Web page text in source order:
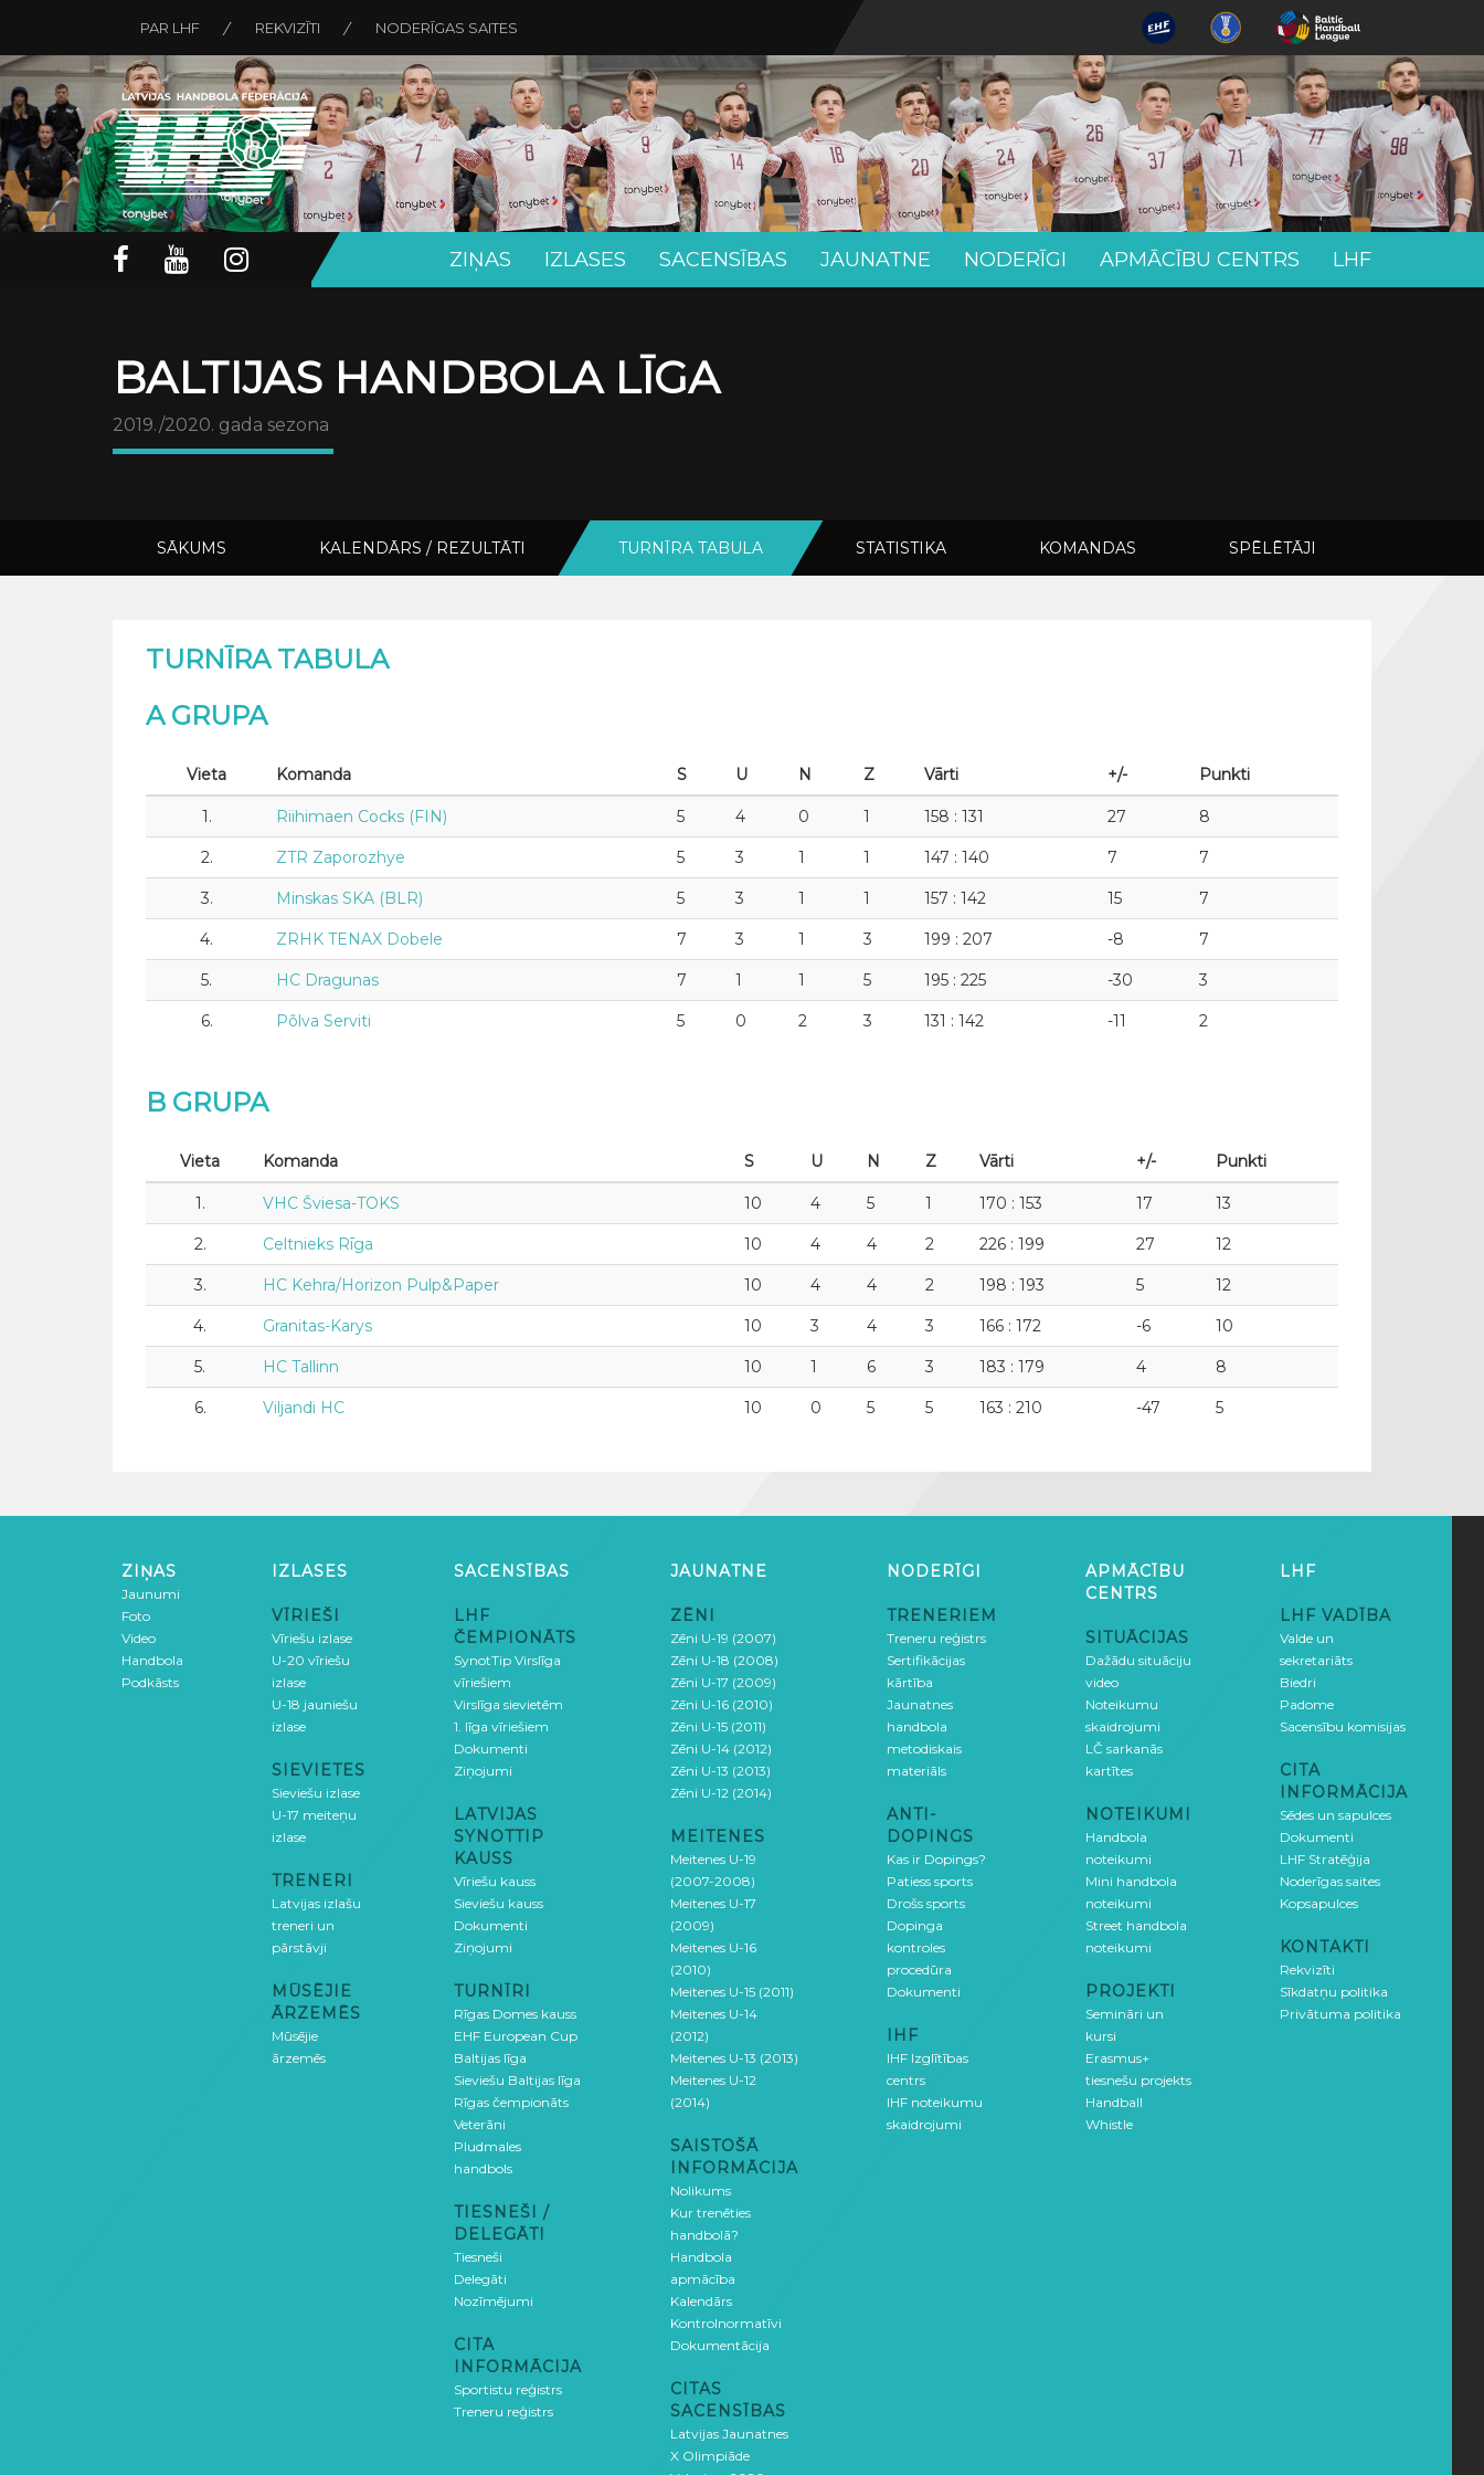
PAR LHF REKVIZĪTI NODERĪGAS SAITES
ZIŅAS IZLASES SACENSĪBAS JAUNATNE NODERĪGI APMĀCĪBU CENTRS LHF
BALTIJAS HANDBOLA LĪGA
2019./2020. gada sezona
SĀKUMS KALENDĀRS / REZULTĀTI TURNĪRA TABULA STATISTIKA KOMANDAS SPĒLĒTĀJI
TURNĪRA TABULA
A GRUPA
Vieta Komanda S U N Z Vārti +/- Punkti
1. Riihimaen Cocks (FIN) 5 4 0 1 158 : 131 27 8
2. ZTR Zaporozhye 5 3 1 1 147 : 140 7 7
3. Minskas SKA (BLR) 5 3 1 1 157 : 142 15 7
4. ZRHK TENAX Dobele 7 3 1 3 199 : 207 -8 7
5. HC Dragunas 7 1 1 5 195 : 225 -30 3
6. Põlva Serviti 5 0 2 3 131 : 142 -11 2
B GRUPA
Vieta Komanda S U N Z Vārti +/- Punkti
1. VHC Šviesa-TOKS 10 4 5 1 170 : 153 17 13
2. Celtnieks Rīga 10 4 4 2 226 : 199 27 12
3. HC Kehra/Horizon Pulp&Paper 10 4 4 2 198 : 193 5 12
4. Granitas-Karys 10 3 4 3 166 : 172 -6 10
5. HC Tallinn 10 1 6 3 183 : 179 4 8
6. Viljandi HC 10 0 5 5 163 : 210 -47 5
ZIŅAS
Jaunumi
Foto
Video
Handbola
Podkāsts
IZLASES
VĪRIEŠI
Vīriešu izlase
U-20 vīriešu
izlase
U-18 jauniešu
izlase
SIEVIETES
Sieviešu izlase
U-17 meiteņu
izlase
TRENERI
Latvijas izlašu
treneri un
pārstāvji
MŪSĒJIE
ĀRZEMĒS
Mūsējie
ārzemēs
SACENSĪBAS
LHF
ČEMPIONĀTS
SynotTip Virslīga
vīriešiem
Virslīga sievietēm
1. līga vīriešiem
Dokumenti
Ziņojumi
LATVIJAS
SYNOTTIP
KAUSS
Vīriešu kauss
Sieviešu kauss
Dokumenti
Ziņojumi
TURNĪRI
Rīgas Domes kauss
EHF European Cup
Baltijas līga
Sieviešu Baltijas līga
Rīgas čempionāts
Veterāni
Pludmales
handbols
TIESNEŠI /
DELEGĀTI
Tiesneši
Delegāti
Nozīmējumi
CITA
INFORMĀCIJA
Sportistu reģistrs
Treneru reģistrs
JAUNATNE
ZĒNI
Zēni U-19 (2007)
Zēni U-18 (2008)
Zēni U-17 (2009)
Zēni U-16 (2010)
Zēni U-15 (2011)
Zēni U-14 (2012)
Zēni U-13 (2013)
Zēni U-12 (2014)
MEITENES
Meitenes U-19
(2007-2008)
Meitenes U-17
(2009)
Meitenes U-16
(2010)
Meitenes U-15 (2011)
Meitenes U-14
(2012)
Meitenes U-13 (2013)
Meitenes U-12
(2014)
SAISTOŠĀ
INFORMĀCIJA
Nolikums
Kur trenēties
handbolā?
Handbola
apmācība
Kalendārs
Kontrolnormatīvi
Dokumentācija
CITAS
SACENSĪBAS
Latvijas Jaunatnes
X Olimpiāde
NODERĪGI
TRENERIEM
Treneru reģistrs
Sertifikācijas
kārtība
Jaunatnes
handbola
metodiskais
materiāls
ANTI-
DOPINGS
Kas ir Dopings?
Patiess sports
Drošs sports
Dopinga
kontroles
procedūra
Dokumenti
IHF
IHF Izglītības
centrs
IHF noteikumu
skaidrojumi
APMĀCĪBU
CENTRS
SITUĀCIJAS
Dažādu situāciju
video
Noteikumu
skaidrojumi
LČ sarkanās
kartītes
NOTEIKUMI
Handbola
noteikumi
Mini handbola
noteikumi
Street handbola
noteikumi
PROJEKTI
Semināri un
kursi
Erasmus+
tiesnešu projekts
Handball
Whistle
LHF
LHF VADĪBA
Valde un
sekretariāts
Biedri
Padome
Sacensību komisijas
CITA
INFORMĀCIJA
Sēdes un sapulces
Dokumenti
LHF Stratēģija
Noderīgas saites
Kopsapulces
KONTAKTI
Rekvizīti
Sīkdatņu politika
Privātuma politika